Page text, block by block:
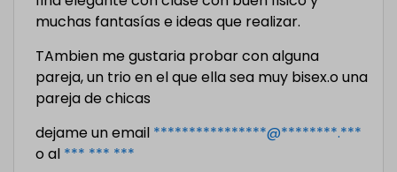
muchas fantasías e ideas que realizar.
TAmbien me gustaria probar con alguna
pareja, un trio en el que ella sea muy bisex.o una
pareja de chicas
dejame un email ****************@********.***
o al *** *** ***